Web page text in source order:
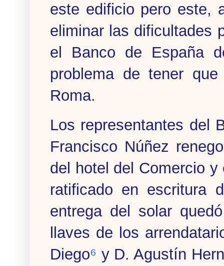
este edificio pero este,
eliminar las dificultades
el Banco de España
problema de tener
Roma.
Los representantes del
Francisco Núñez
del hotel del Comercio
ratificado en escritura
entrega del solar
llaves de los
Diego⁶ y D. Agustín